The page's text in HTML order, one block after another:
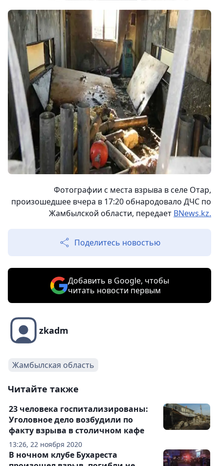
Фотографии с места взрыва в селе Отар,
произошедшее вчера в 17:20 обнародовало ДЧС по
Жамбылской области, передает BNews.kz.
Поделитесь новостью
Добавить в Google, чтобы
читать новости первым
zkadm
Жамбылская область
Читайте также
13:26, 22 ноября 2020
23 человека госпитализированы:
Уголовное дело возбудили по
факту взрыва в столичном кафе
В ночном клубе Бухареста